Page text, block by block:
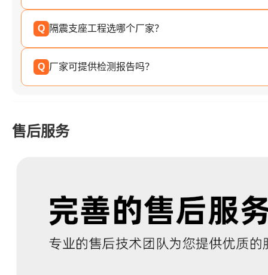
Q 隔震支座工程选哪个厂家？
Q 厂家可提供检测报告吗？
售后服务